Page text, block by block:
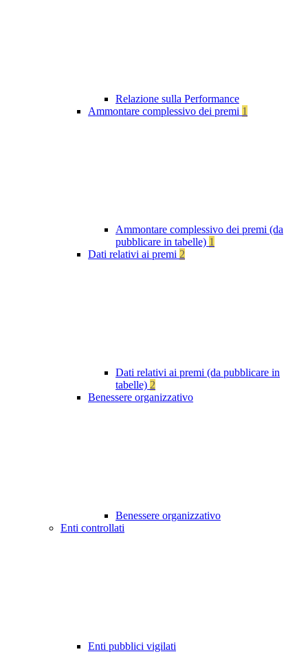
Relazione sulla Performance
Ammontare complessivo dei premi 1
Ammontare complessivo dei premi (da
pubblicare in tabelle) 1
Dati relativi ai premi 2
Dati relativi ai premi (da pubblicare in
tabelle) 2
Benessere organizzativo
Benessere organizzativo
Enti controllati
Enti pubblici vigilati